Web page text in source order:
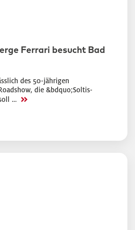
Ferrari besucht Bad
des 50-jährigen
die &bdquo;Soltis-
… >>